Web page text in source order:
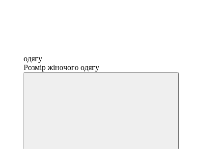
одягу
Розмір жіночого одягу